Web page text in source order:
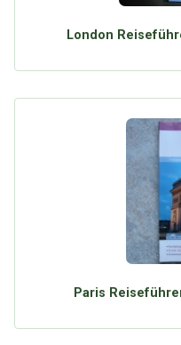
Mit
London
Paris